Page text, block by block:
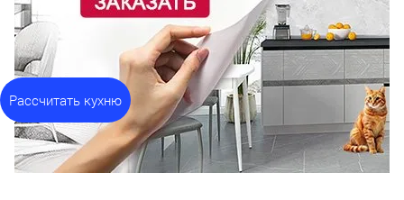
Рассчитать кухню